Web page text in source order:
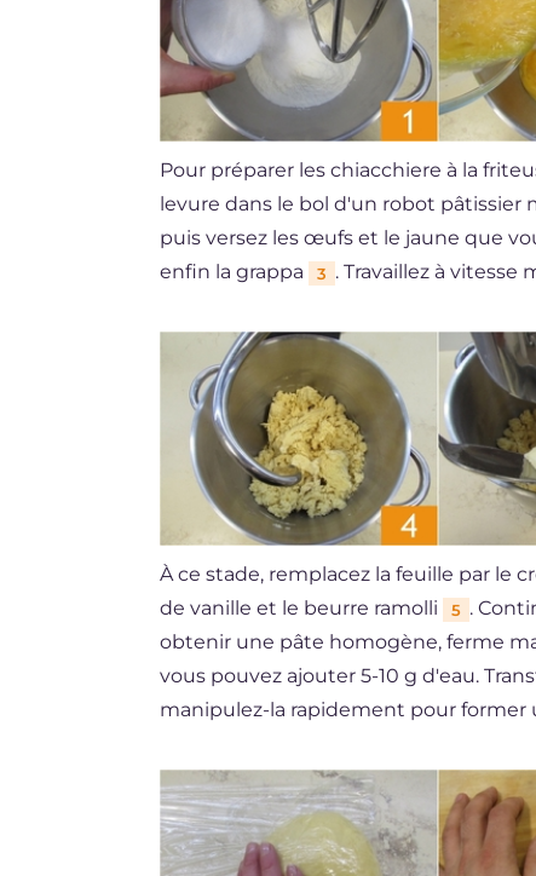
Pour préparer les chiacchiere à la
levure dans le bol d'un robot pâtissier
puis versez les œufs et le jaune que
enfin la grappa
3 . Travaillez à
À ce stade, remplacez la feuille par le
de vanille et le beurre ramolli
5 .
obtenir une pâte homogène, ferme
vous pouvez ajouter 5-10 g d'eau.
manipulez-la rapidement pour former